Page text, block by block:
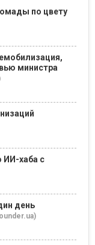
по цвету
министра
ИИ-хаба с
день